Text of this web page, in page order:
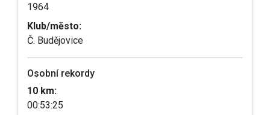
1964
Klub/město:
Č. Budějovice
Osobní rekordy
10 km:
00:53:25